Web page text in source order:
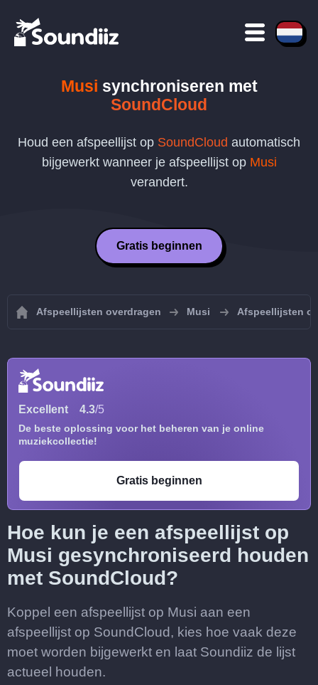
Musi synchroniseren met
SoundCloud
Houd een afspeellijst op SoundCloud automatisch
bijgewerkt wanneer je afspeellijst op Musi
verandert.
Gratis beginnen
Afspeellijsten overdragen Musi Afspeellijsten
Excellent 4.3/5
De beste oplossing voor het beheren van je online
muziekcollectie!
Gratis beginnen
Hoe kun je een afspeellijst op
Musi gesynchroniseerd houden
met SoundCloud?
Koppel een afspeellijst op Musi aan een
afspeellijst op SoundCloud, kies hoe vaak deze
moet worden bijgewerkt en laat Soundiiz de lijst
actueel houden.